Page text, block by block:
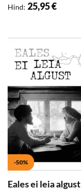
Hind: 25,95 €
-50%
Eales ei leia algust